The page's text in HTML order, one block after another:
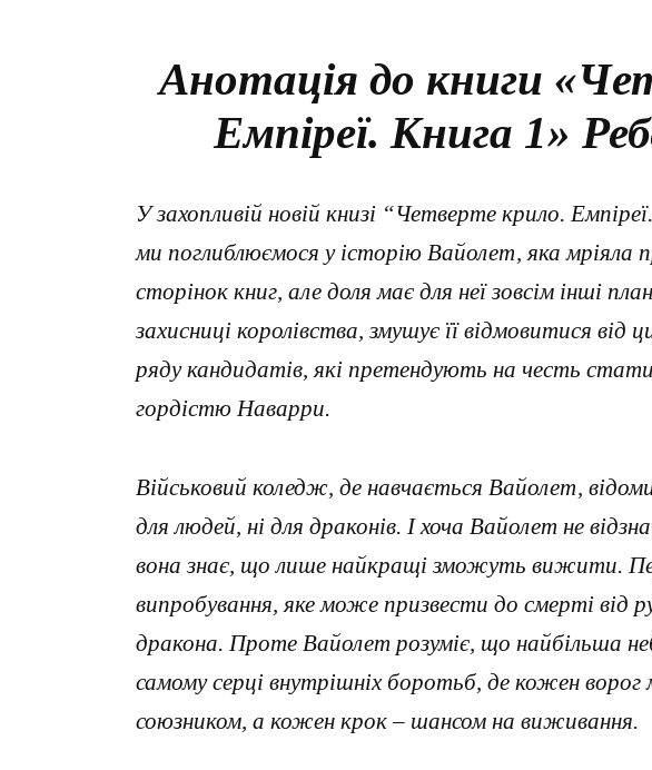
Анотація до книги
Емпіреї. Книга 1»
У захопливій новій книзі “Четверте крило.
ми поглиблюємося у історію Вайолет, яка мріяла
сторінок книг, але доля має для неї зовсім інші
захисниці королівства, змушує її відмовитися від
ряду кандидатів, які претендують на честь
гордістю Наварри.
Військовий коледж, де навчається Вайолет,
для людей, ні для драконів. І хоча Вайолет не
вона знає, що лише найкращі зможуть вижити.
випробування, яке може призвести до смерті від
дракона. Проте Вайолет розуміє, що найбільша
самому серці внутрішніх боротьб, де кожен
союзником, а кожен крок – шансом на виживання.